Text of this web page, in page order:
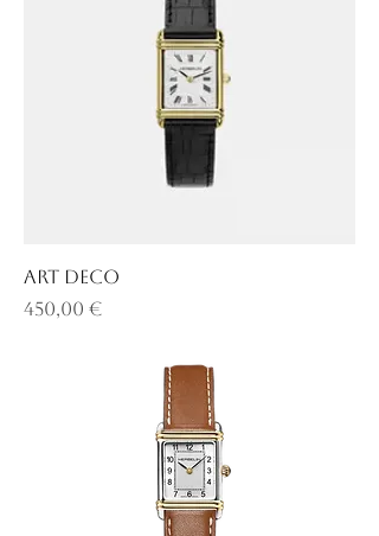
ART DECO
Prix
450,00 €